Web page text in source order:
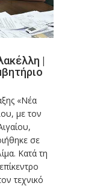
|
«Νέα
με τον
σε
Κατά τη
τεχνικό